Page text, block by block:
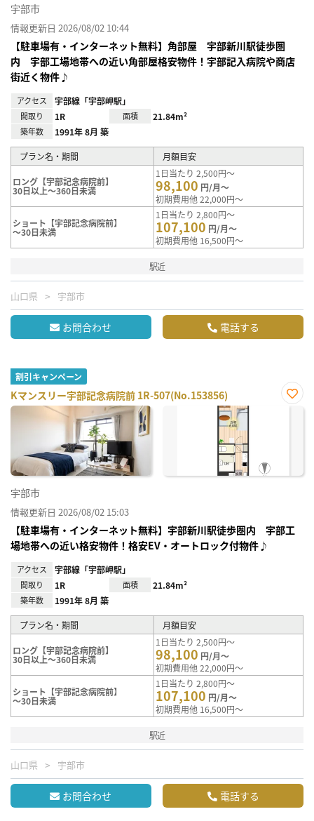
宇部市
情報更新日 2026/08/02 10:44
【駐車場有・インターネット無料】角部屋 宇部新川駅徒歩圏
内 宇部工場地帯への近い角部屋格安物件！宇部記入病院や商店
街近く物件♪
アクセス 宇部線「宇部岬駅」
間取り 1R 面積 21.84m²
築年数 1991年 8月 築
プラン名・期間 月額目安
ロング【宇部記念病院前】
30日以上～360日未満
1日当たり 2,500円～
98,100 円/月～
初期費用他 22,000円～
ショート【宇部記念病院前】
～30日未満
1日当たり 2,800円～
107,100 円/月～
初期費用他 16,500円～
駅近
山口県 宇部市
お問合わせ 電話する
割引キャンペーン
Kマンスリー宇部記念病院前 1R-507(No.153856)
お気
宇部市
情報更新日 2026/08/02 15:03
【駐車場有・インターネット無料】宇部新川駅徒歩圏内 宇部工
場地帯への近い格安物件！格安EV・オートロック付物件♪
アクセス 宇部線「宇部岬駅」
間取り 1R 面積 21.84m²
築年数 1991年 8月 築
プラン名・期間 月額目安
ロング【宇部記念病院前】
30日以上～360日未満
1日当たり 2,500円～
98,100 円/月～
初期費用他 22,000円～
ショート【宇部記念病院前】
～30日未満
1日当たり 2,800円～
107,100 円/月～
初期費用他 16,500円～
駅近
山口県 宇部市
お問合わせ 電話する